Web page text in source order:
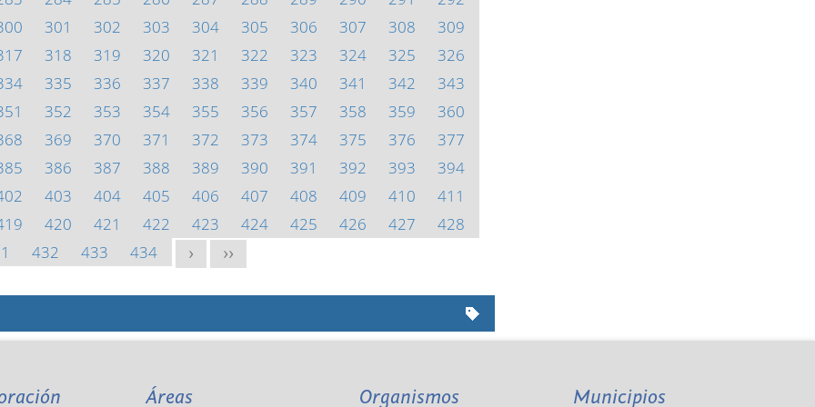
301 302 303 304 305 306 307 308
309
318 319 320 321 322 323 324 325
326
335 336 337 338 339 340 341 342
343
352 353 354 355 356 357 358 359
360
369 370 371 372 373 374 375 376
377
386 387 388 389 390 391 392 393
394
403 404 405 406 407 408 409 410
411
420 421 422 423 424 425 426 427
428
432 433 434 > >>
Áreas Organismos Municipios